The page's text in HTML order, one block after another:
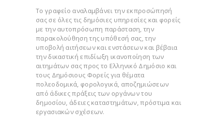
Το γραφείο αναλαμβάνει την εκπροσώπησή
σας σε όλες τις δημόσιες υπηρεσίες και φορείς
με την αυτοπρόσωπη παράσταση, την
παρακολούθηση της υπόθεσή σας, την
υποβολή αιτήσεων και ενστάσεων και βέβαια
την δικαστική επιδίωξη ικανοποίηση των
αιτημάτων σας προς το Ελληνικό Δημόσιο και
τους Δημόσιους Φορείς για θέματα
πολεοδομικά, φορολογικά, αποζημιώσεων
από άδικες πράξεις των οργάνων του
δημοσίου, άδειες καταστημάτων, πρόστιμα και
εργασιακών σχέσεων.